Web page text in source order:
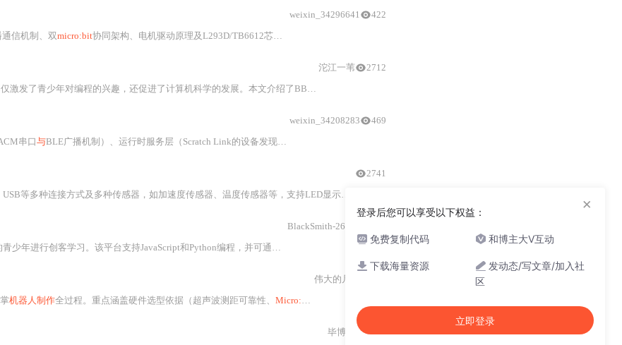
信机制、双micro:bit协同架构、电机驱动原理及L293D/TB6612芯片引脚控制逻辑。项目使用MakeCode图形化编程，通过无线电组隔离信道，实现前进、后退、转向
weixin_34296641 422
年对编程的兴趣，还促进了计算机科学的发展。本文介绍了BBC在编程教育领域的贡献，以及
沱江一苇 2712
串口与BLE广播机制）、运行时服务层（Scratch Link的设备发现、协议翻译
weixin_34208283 469
种连接方式及多种传感器，如加速度传感器、温度传感器等，支持LED显示和按钮编程。
2741
进行创客学习。该平台支持JavaScript和Python编程，并可通过蓝牙 Android设备通信。文章还探讨了使用Android平台进行开发的可能性。
BlackSmith-2617
机器人制作全过程。重点涵盖硬件选型依据（超声波测距可靠性、 Micro:bit
伟大的凡人
毕博峰 1141
登录后您可以享受以下权益：
免费复制代码 和博主大V互动
下载海量资源
发动态/写文章/加入社
区
×
立即登录